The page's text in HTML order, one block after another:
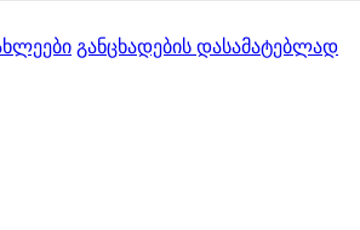
განცხადების დასამატებლად